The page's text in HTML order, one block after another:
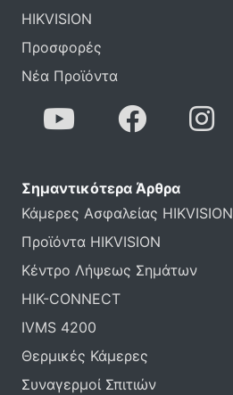
HIKVISION
Προσφορές
Νέα Προϊόντα
Σημαντικότερα Άρθρα
Κάμερες Ασφαλείας HIKVISION
Προϊόντα HIKVISION
Κέντρο Λήψεως Σημάτων
HIK-CONNECT
IVMS 4200
Θερμικές Κάμερες
Συναγερμοί Σπιτιών